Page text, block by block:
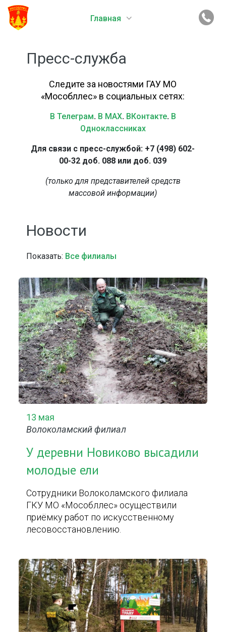
Главная
Пресс-служба
Следите за новостями ГАУ МО
«Мособллес» в социальных сетях:
В Телеграм. В MAX. ВКонтакте. В
Одноклассниках
Для связи с пресс-службой: +7 (498) 602-
00-32 доб. 088 или доб. 039
(только для представителей средств
массовой информации)
Новости
Показать: Все филиалы
13 мая
Волоколамский филиал
У деревни Новиково высадили
молодые ели
Сотрудники Волоколамского филиала
ГКУ МО «Мособллес» осуществили
приёмку работ по искусственному
лесовосстановлению.